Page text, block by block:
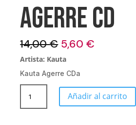
Agerre CD
14,00€ El
precio
original
era:
14,00 €.
5,60€
5,60 €.
Artista: Kauta
Kauta Agerre CDa
Agerre
CD
cantidad
Añadir al carrito